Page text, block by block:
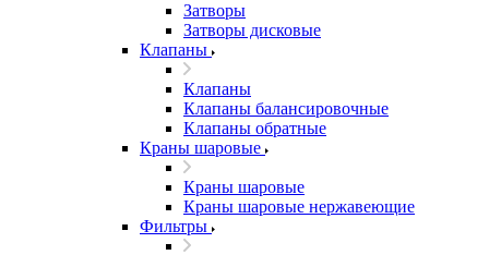
Затворы
Затворы дисковые
Клапаны
Клапаны
Клапаны балансировочные
Клапаны обратные
Краны шаровые
Краны шаровые
Краны шаровые нержавеющие
Фильтры